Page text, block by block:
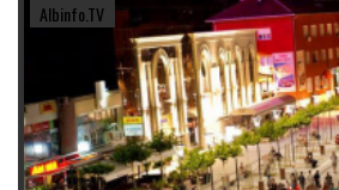
Albinfo.TV